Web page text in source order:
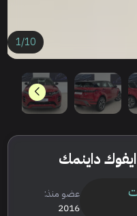
1/10
عضو منذ:
2016